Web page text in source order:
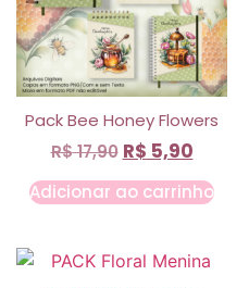
Pack Bee Honey Flowers
R$17,90 R$ 5,90
Adicionar ao carrinho